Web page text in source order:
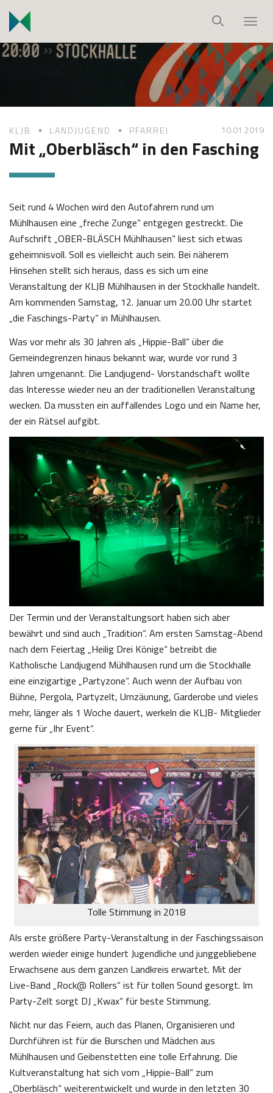
i
p
T
o
g
g
l
e
a
v
KLJB LANDJUGEND PFARREI 10.01 2019
Mit „Oberbläsch“ in den Fasching
Seit rund 4 Wochen wird den Autofahrern rund um
Mühlhausen eine „freche Zunge“ entgegen gestreckt. Die
Aufschrift „OBER-BLÄSCH Mühlhausen“ liest sich etwas
geheimnisvoll. Soll es vielleicht auch sein. Bei näherem
Hinsehen stellt sich heraus, dass es sich um eine
Veranstaltung der KLJB Mühlhausen in der Stockhalle handelt.
Am kommenden Samstag, 12. Januar um 20.00 Uhr startet
„die Faschings-Party“ in Mühlhausen.
Was vor mehr als 30 Jahren als „Hippie-Ball“ über die
Gemeindegrenzen hinaus bekannt war, wurde vor rund 3
Jahren umgenannt. Die Landjugend- Vorstandschaft wollte
das Interesse wieder neu an der traditionellen Veranstaltung
wecken. Da mussten ein auffallendes Logo und ein Name her,
der ein Rätsel aufgibt.
Der Termin und der Veranstaltungsort haben sich aber
bewährt und sind auch „Tradition“. Am ersten Samstag-Abend
nach dem Feiertag „Heilig Drei Könige“ betreibt die
Katholische Landjugend Mühlhausen rund um die Stockhalle
eine einzigartige „Partyzone“. Auch wenn der Aufbau von
Bühne, Pergola, Partyzelt, Umzäunung, Garderobe und vieles
mehr, länger als 1 Woche dauert, werkeln die KLJB- Mitglieder
gerne für „Ihr Event“.
Tolle Stimmung in 2018
Als erste größere Party-Veranstaltung in der Faschingssaison
werden wieder einige hundert Jugendliche und junggebliebene
Erwachsene aus dem ganzen Landkreis erwartet. Mit der
Live-Band „Rock@ Rollers“ ist für tollen Sound gesorgt. Im
Party-Zelt sorgt DJ „Kwax“ für beste Stimmung.
Nicht nur das Feiern, auch das Planen, Organisieren und
Durchführen ist für die Burschen und Mädchen aus
Mühlhausen und Geibenstetten eine tolle Erfahrung. Die
Kultveranstaltung hat sich vom „Hippie-Ball“ zum
„Oberbläsch“ weiterentwickelt und wurde in den letzten 30